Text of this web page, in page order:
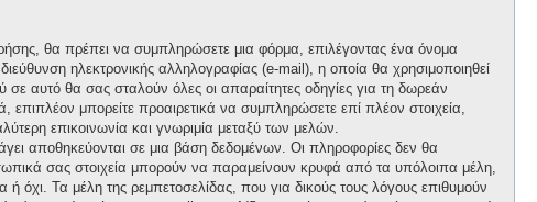
θα πρέπει να συμπληρώσετε μια φόρμα, επιλέγοντας ένα όνομα
ηλεκτρονικής αλληλογραφίας (e-mail), η οποία θα χρησιμοποιηθεί
αυτό θα σας σταλούν όλες οι απαραίτητες οδηγίες για τη δωρεάν
μπορείτε προαιρετικά να συμπληρώσετε επί πλέον στοιχεία,
επικοινωνία και γνωριμία μεταξύ των μελών.
αποθηκεύονται σε μια βάση δεδομένων. Οι πληροφορίες δεν θα
σας στοιχεία μπορούν να παραμείνουν κρυφά από τα υπόλοιπα μέλη,
όχι. Τα μέλη της ρεμπετοσελίδας, που για δικούς τους λόγους επιθυμούν